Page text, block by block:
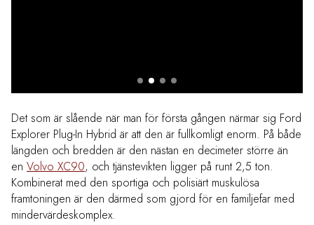
Det som är slående när man för första gången närmar sig Ford
Explorer Plug-In Hybrid är att den är fullkomligt enorm. På både
längden och bredden är den nästan en decimeter större än
en Volvo XC90, och tjänstevikten ligger på runt 2,5 ton.
Kombinerat med den sportiga och polisiärt muskulösa
framtoningen är den därmed som gjord för en familjefar med
mindervärdeskomplex.